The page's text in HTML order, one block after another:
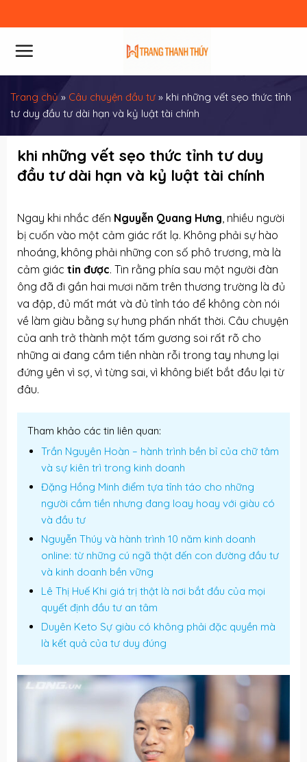
to
content
Trang chủ » Câu chuyện đầu tư » khi những vết sẹo thức tỉnh
tư duy đầu tư dài hạn và kỷ luật tài chính
khi những vết sẹo thức tỉnh tư duy
đầu tư dài hạn và kỷ luật tài chính
Ngay khi nhắc đến Nguyễn Quang Hưng, nhiều người
bị cuốn vào một cảm giác rất lạ. Không phải sự hào
nhoáng, không phải những con số phô trương, mà là
cảm giác tin được. Tin rằng phía sau một người đàn
ông đã đi gần hai mươi năm trên thương trường là đủ
va đập, đủ mất mát và đủ tỉnh táo để không còn nói
về làm giàu bằng sự hưng phấn nhất thời. Câu chuyện
của anh trở thành một tấm gương soi rất rõ cho
những ai đang cầm tiền nhàn rỗi trong tay nhưng lại
đứng yên vì sợ, vì từng sai, vì không biết bắt đầu lại từ
đâu.
Tham khảo các tin liên quan:
Trần Nguyên Hoàn – hành trình bền bỉ của chữ tâm
và sự kiên trì trong kinh doanh
Đặng Hồng Minh điểm tựa tỉnh táo cho những
người cầm tiền nhưng đang loay hoay với giàu có
và đầu tư
Nguyễn Thúy và hành trình 10 năm kinh doanh
online: từ những cú ngã thật đến con đường đầu tư
và kinh doanh bền vững
Lê Thị Huế Khi giá trị thật là nơi bắt đầu của mọi
quyết định đầu tư an tâm
Duyên Keto Sự giàu có không phải đặc quyền mà
là kết quả của tư duy đúng